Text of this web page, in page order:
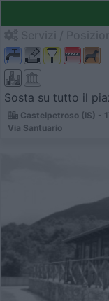
Sosta su tutto il
Castelpetroso (IS) -
Via Santuario